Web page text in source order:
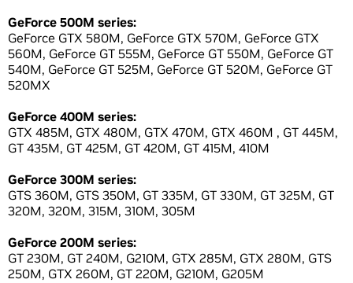
GeForce 500M series:
GeForce GTX 580M, GeForce GTX 570M, GeForce GTX
560M, GeForce GT 555M, GeForce GT 550M, GeForce GT
540M, GeForce GT 525M, GeForce GT 520M, GeForce GT
520MX
GeForce 400M series:
GTX 485M, GTX 480M, GTX 470M, GTX 460M , GT 445M,
GT 435M, GT 425M, GT 420M, GT 415M, 410M
GeForce 300M series:
GTS 360M, GTS 350M, GT 335M, GT 330M, GT 325M, GT
320M, 320M, 315M, 310M, 305M
GeForce 200M series:
GT 230M, GT 240M, G210M, GTX 285M, GTX 280M, GTS
250M, GTX 260M, GT 220M, G210M, G205M